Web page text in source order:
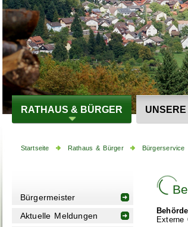
RATHAUS & BÜRGER
Startseite Rathaus & Bürger Bürgerservice
Bürgermeister
Aktuelle Meldungen
Externe